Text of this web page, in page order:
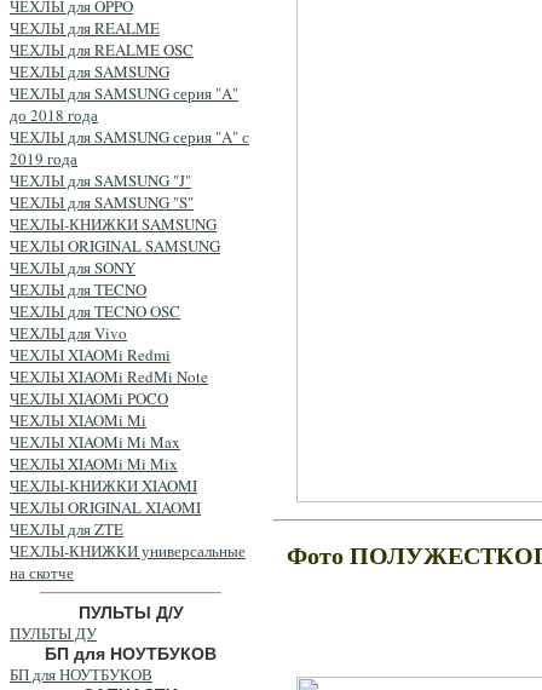
ЧЕХЛЫ для OPPO
ЧЕХЛЫ для REALME
ЧЕХЛЫ для REALME OSC
ЧЕХЛЫ для SAMSUNG
ЧЕХЛЫ для SAMSUNG серия "A"
до 2018 года
ЧЕХЛЫ для SAMSUNG серия "A" с
2019 года
ЧЕХЛЫ для SAMSUNG "J"
ЧЕХЛЫ для SAMSUNG "S"
ЧЕХЛЫ-КНИЖКИ SAMSUNG
ЧЕХЛЫ ORIGINAL SAMSUNG
ЧЕХЛЫ для SONY
ЧЕХЛЫ для TECNO
ЧЕХЛЫ для TECNO OSC
ЧЕХЛЫ для Vivo
ЧЕХЛЫ XIAOMi Redmi
ЧЕХЛЫ XIAOMi RedMi Note
ЧЕХЛЫ XIAOMi POCO
ЧЕХЛЫ XIAOMi Mi
ЧЕХЛЫ XIAOMi Mi Max
ЧЕХЛЫ XIAOMi Mi Mix
ЧЕХЛЫ-КНИЖКИ XIAOMI
ЧЕХЛЫ ORIGINAL XIAOMI
ЧЕХЛЫ для ZTE
ЧЕХЛЫ-КНИЖКИ универсальные
на скотче
ПУЛЬТЫ Д/У
ПУЛЬТЫ ДУ
БП для НОУТБУКОВ
БП для НОУТБУКОВ
Фото